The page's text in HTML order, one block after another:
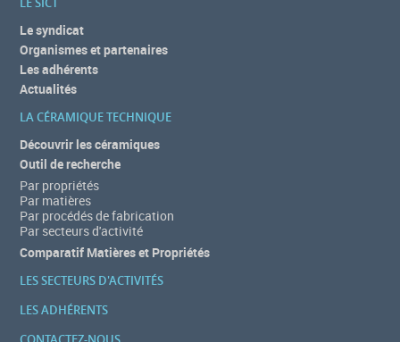
Le syndicat
Organismes et partenaires
Les adhérents
Actualités
LA CÉRAMIQUE TECHNIQUE
Découvrir les céramiques
Outil de recherche
Par propriétés
Par matières
Par procédés de fabrication
Par secteurs d'activité
Comparatif Matières et Propriétés
LES SECTEURS D'ACTIVITÉS
LES ADHÉRENTS